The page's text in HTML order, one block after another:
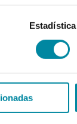
Estadística